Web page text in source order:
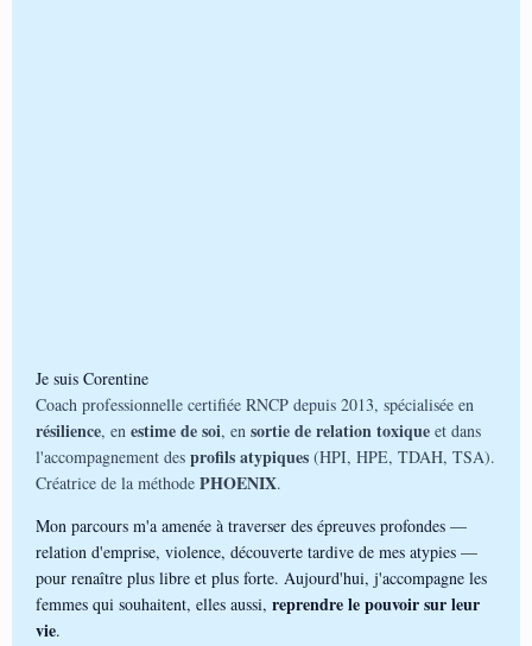
Je suis Corentine
Coach professionnelle certifiée RNCP depuis 2013, spécialisée en
résilience, en estime de soi, en sortie de relation toxique et dans
l'accompagnement des profils atypiques (HPI, HPE, TDAH, TSA).
Créatrice de la méthode PHOENIX.
Mon parcours m'a amenée à traverser des épreuves profondes —
relation d'emprise, violence, découverte tardive de mes atypies —
pour renaître plus libre et plus forte. Aujourd'hui, j'accompagne les
femmes qui souhaitent, elles aussi, reprendre le pouvoir sur leur
vie.